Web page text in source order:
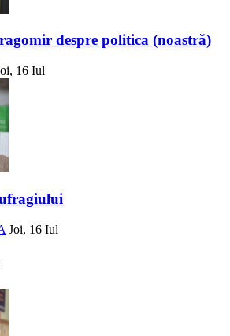
despre politica (noastră)
16 Iul
Joi, 16 Iul